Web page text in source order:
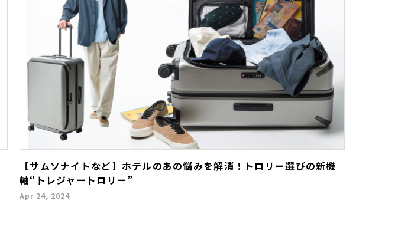
【サムソナイトなど】ホテルのあの悩みを解消！トロリー選びの新機
軸“トレジャートロリー”
Apr 24, 2024